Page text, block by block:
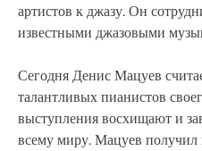
артистов к джазу. Он
известными джазовыми
Сегодня Денис Мацуев
талантливых пианистов
выступления восхищают и
всему миру. Мацуев